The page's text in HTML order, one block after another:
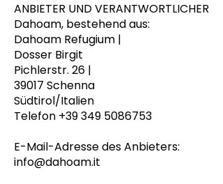
ANBIETER UND VERANTWORTLICHER
Dahoam, bestehend aus:
Dahoam Refugium |
Dosser Birgit
Pichlerstr. 26 |
39017 Schenna
Südtirol/Italien
Telefon +39 349 5086753
E-Mail-Adresse des Anbieters:
info@dahoam.it